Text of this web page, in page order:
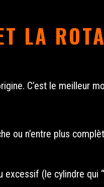
LA
C’est le meilleur
ou n’entre plus
(le cylindre qui